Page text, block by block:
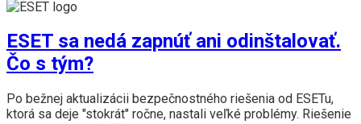
ESET sa nedá zapnúť ani odinštalovať.
Čo s tým?
Po bežnej aktualizácii bezpečnostného riešenia od ESETu,
ktorá sa deje "stokrát" ročne, nastali veľké problémy. Riešenie